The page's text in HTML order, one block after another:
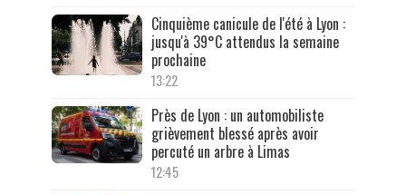
Cinquième canicule de l'été à Lyon :
jusqu'à 39°C attendus la semaine
prochaine
13:22
Près de Lyon : un automobiliste
grièvement blessé après avoir
percuté un arbre à Limas
12:45